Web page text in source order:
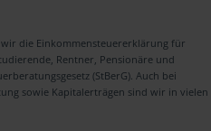
die Einkommensteuererklärung für
Rentner, Pensionäre und
(StBerG). Auch bei
sowie Kapitalerträgen sind wir in vielen